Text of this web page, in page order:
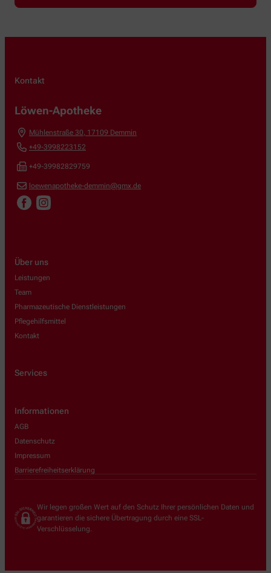
Kontakt
Löwen-Apotheke
Mühlenstraße 30, 17109 Demmin
+49-3998223152
+49-39982829759
loewenapotheke-demmin@gmx.de
Über uns
Leistungen
Team
Pharmazeutische Dienstleistungen
Pflegehilfsmittel
Kontakt
Services
Informationen
AGB
Datenschutz
Impressum
Barrierefreiheitserklärung
Wir legen großen Wert auf den Schutz Ihrer persönlichen Daten und
garantieren die sichere Übertragung durch eine SSL-
Verschlüsselung.